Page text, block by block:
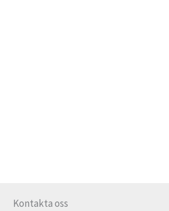
Kontakta oss